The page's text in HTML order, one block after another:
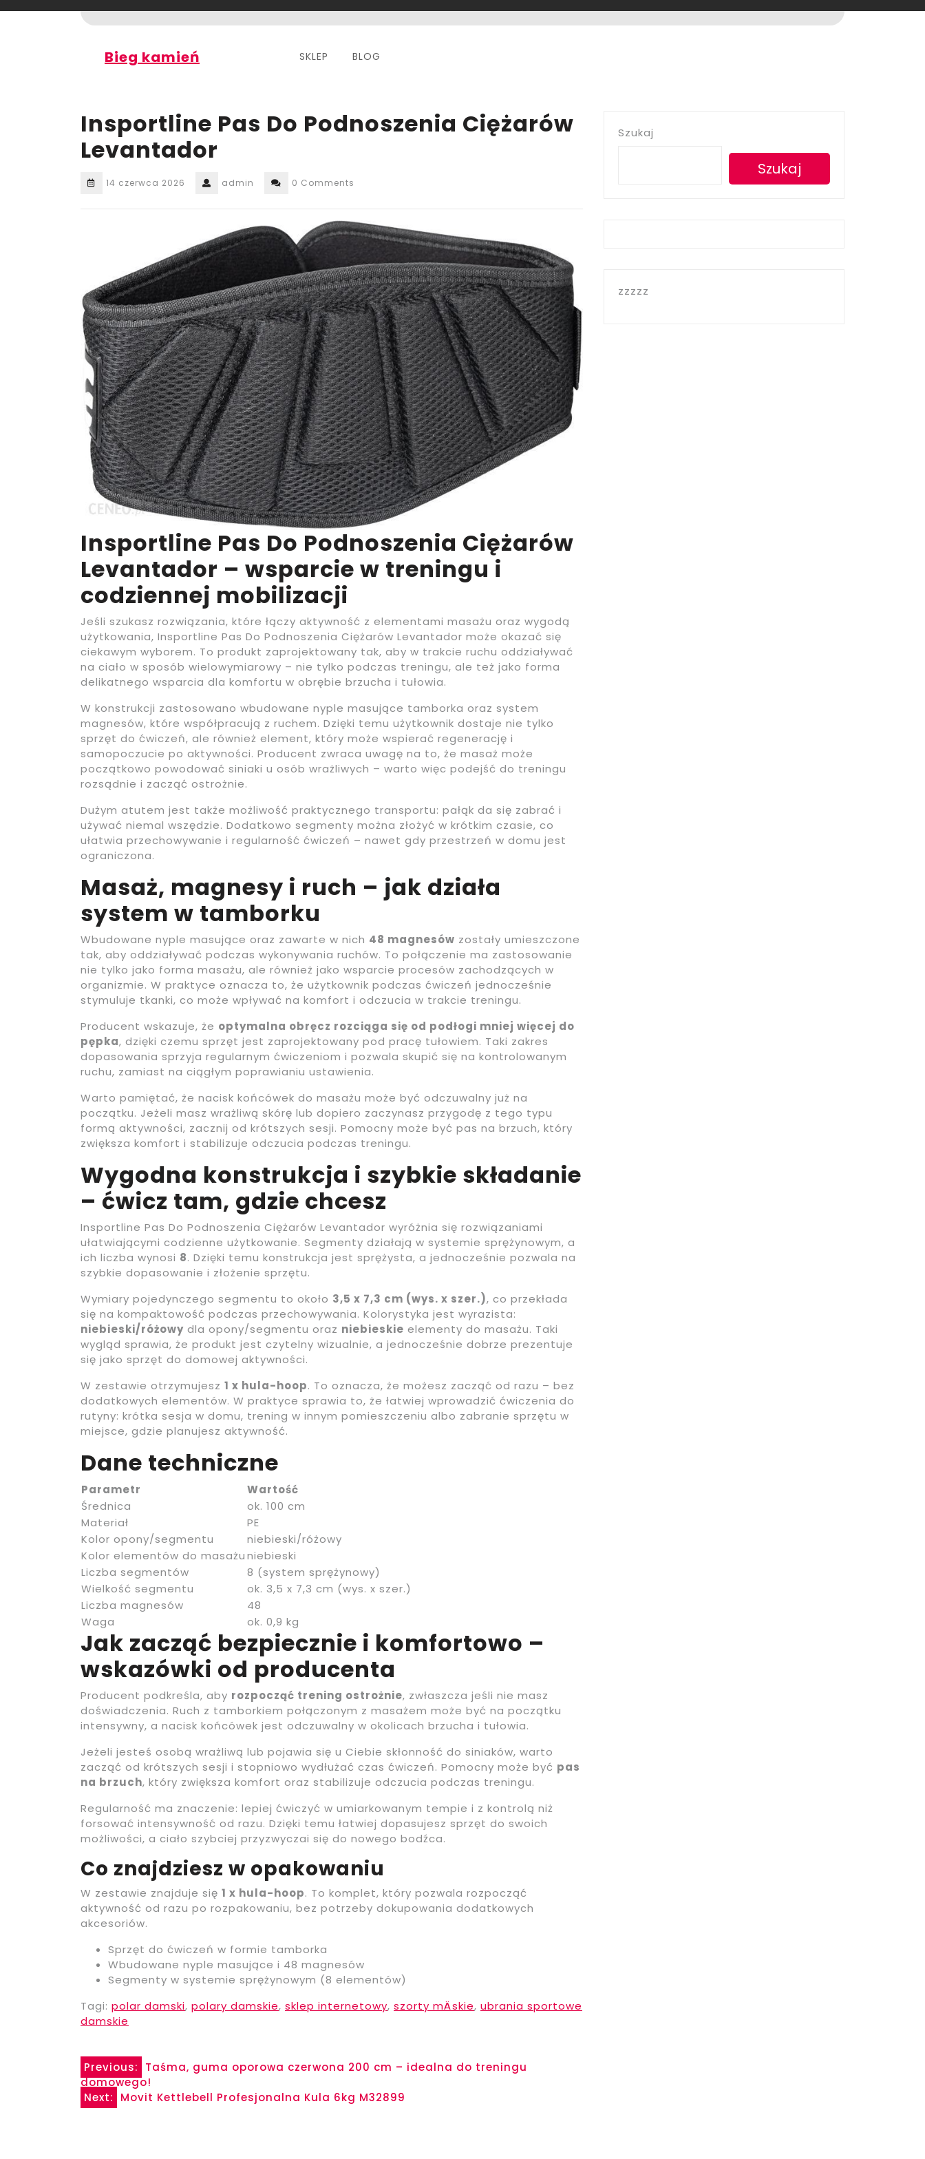
Bieg kamień SKLEP BLOG
Insportline Pas Do Podnoszenia Ciężarów
Levantador
14 czerwca 2026 admin 0 Comments
Insportline Pas Do Podnoszenia Ciężarów
Levantador – wsparcie w treningu i
codziennej mobilizacji
Jeśli szukasz rozwiązania, które łączy aktywność z elementami masażu oraz wygodą
użytkowania, Insportline Pas Do Podnoszenia Ciężarów Levantador może okazać się
ciekawym wyborem. To produkt zaprojektowany tak, aby w trakcie ruchu oddziaływać
na ciało w sposób wielowymiarowy – nie tylko podczas treningu, ale też jako forma
delikatnego wsparcia dla komfortu w obrębie brzucha i tułowia.
W konstrukcji zastosowano wbudowane nyple masujące tamborka oraz system
magnesów, które współpracują z ruchem. Dzięki temu użytkownik dostaje nie tylko
sprzęt do ćwiczeń, ale również element, który może wspierać regenerację i
samopoczucie po aktywności. Producent zwraca uwagę na to, że masaż może
początkowo powodować siniaki u osób wrażliwych – warto więc podejść do treningu
rozsądnie i zacząć ostrożnie.
Dużym atutem jest także możliwość praktycznego transportu: pałąk da się zabrać i
używać niemal wszędzie. Dodatkowo segmenty można złożyć w krótkim czasie, co
ułatwia przechowywanie i regularność ćwiczeń – nawet gdy przestrzeń w domu jest
ograniczona.
Masaż, magnesy i ruch – jak działa
system w tamborku
Wbudowane nyple masujące oraz zawarte w nich 48 magnesów zostały umieszczone
tak, aby oddziaływać podczas wykonywania ruchów. To połączenie ma zastosowanie
nie tylko jako forma masażu, ale również jako wsparcie procesów zachodzących w
organizmie. W praktyce oznacza to, że użytkownik podczas ćwiczeń jednocześnie
stymuluje tkanki, co może wpływać na komfort i odczucia w trakcie treningu.
Producent wskazuje, że optymalna obręcz rozciąga się od podłogi mniej więcej do
pępka, dzięki czemu sprzęt jest zaprojektowany pod pracę tułowiem. Taki zakres
dopasowania sprzyja regularnym ćwiczeniom i pozwala skupić się na kontrolowanym
ruchu, zamiast na ciągłym poprawianiu ustawienia.
Warto pamiętać, że nacisk końcówek do masażu może być odczuwalny już na
początku. Jeżeli masz wrażliwą skórę lub dopiero zaczynasz przygodę z tego typu
formą aktywności, zacznij od krótszych sesji. Pomocny może być pas na brzuch, który
zwiększa komfort i stabilizuje odczucia podczas treningu.
Wygodna konstrukcja i szybkie składanie
– ćwicz tam, gdzie chcesz
Insportline Pas Do Podnoszenia Ciężarów Levantador wyróżnia się rozwiązaniami
ułatwiającymi codzienne użytkowanie. Segmenty działają w systemie sprężynowym, a
ich liczba wynosi 8. Dzięki temu konstrukcja jest sprężysta, a jednocześnie pozwala na
szybkie dopasowanie i złożenie sprzętu.
Wymiary pojedynczego segmentu to około 3,5 x 7,3 cm (wys. x szer.), co przekłada
się na kompaktowość podczas przechowywania. Kolorystyka jest wyrazista:
niebieski/różowy dla opony/segmentu oraz niebieskie elementy do masażu. Taki
wygląd sprawia, że produkt jest czytelny wizualnie, a jednocześnie dobrze prezentuje
się jako sprzęt do domowej aktywności.
W zestawie otrzymujesz 1 x hula-hoop. To oznacza, że możesz zacząć od razu – bez
dodatkowych elementów. W praktyce sprawia to, że łatwiej wprowadzić ćwiczenia do
rutyny: krótka sesja w domu, trening w innym pomieszczeniu albo zabranie sprzętu w
miejsce, gdzie planujesz aktywność.
Dane techniczne
Parametr
Wartość
Średnica
ok. 100 cm
Materiał
PE
Kolor opony/segmentu
niebieski/różowy
Kolor elementów do masażuniebieski
Liczba segmentów
8 (system sprężynowy)
Wielkość segmentu
ok. 3,5 x 7,3 cm (wys. x szer.)
Liczba magnesów
48
Waga
ok. 0,9 kg
Jak zacząć bezpiecznie i komfortowo –
wskazówki od producenta
Producent podkreśla, aby rozpocząć trening ostrożnie, zwłaszcza jeśli nie masz
doświadczenia. Ruch z tamborkiem połączonym z masażem może być na początku
intensywny, a nacisk końcówek jest odczuwalny w okolicach brzucha i tułowia.
Jeżeli jesteś osobą wrażliwą lub pojawia się u Ciebie skłonność do siniaków, warto
zacząć od krótszych sesji i stopniowo wydłużać czas ćwiczeń. Pomocny może być pas
na brzuch, który zwiększa komfort oraz stabilizuje odczucia podczas treningu.
Regularność ma znaczenie: lepiej ćwiczyć w umiarkowanym tempie i z kontrolą niż
forsować intensywność od razu. Dzięki temu łatwiej dopasujesz sprzęt do swoich
możliwości, a ciało szybciej przyzwyczai się do nowego bodźca.
Co znajdziesz w opakowaniu
W zestawie znajduje się 1 x hula-hoop. To komplet, który pozwala rozpocząć
aktywność od razu po rozpakowaniu, bez potrzeby dokupowania dodatkowych
akcesoriów.
Sprzęt do ćwiczeń w formie tamborka
Wbudowane nyple masujące i 48 magnesów
Segmenty w systemie sprężynowym (8 elementów)
Tagi: polar damski, polary damskie, sklep internetowy, szorty mÄskie, ubrania sportowe
damskie
Nawigacja
wpisu
Previous:
Taśma, guma oporowa czerwona 200 cm – idealna do treningu
domowego!
Next:
Movit Kettlebell Profesjonalna Kula 6kg M32899
Szukaj
Szukaj
zzzzz